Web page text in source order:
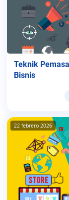
Teknik
Bisnis
22 febrero 2026